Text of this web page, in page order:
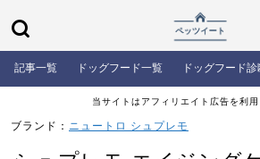
記事一覧 ドッグフード一覧 ドッグフード診
当サイトはアフィリエイト広告を利
ブランド： ニュートロ シュプレモ